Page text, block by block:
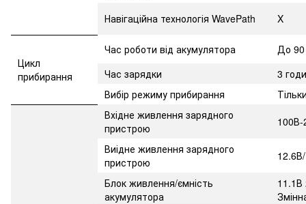
Навігаційна технологія WavePath X
Цикл
прибирання
Час роботи від акумулятора
До 90
Час зарядки
3
Вибір режиму прибирання
Вхідне живлення зарядного
пристрою
100В-
Виідне живлення зарядного
пристрою
Блок живлення/ємність
акумулятора
11.1В